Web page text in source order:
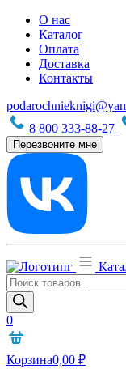
О нас
Каталог
Оплата
Доставка
Контакты
8 800 333-88-27
Перезвоните мне
Поиск
товаров
0
Корзина0,00 ₽